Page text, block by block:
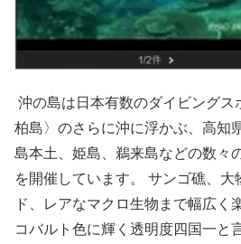
沖の島は日本有数のダイビングス
柏島〉のさらに沖に浮かぶ、高知
島本土、姫島、鵜来島などの数々
を開催しています。 サンゴ礁、大
ド、レアなマクロ生物まで幅広く
コバルト色に輝く透明度四国一と